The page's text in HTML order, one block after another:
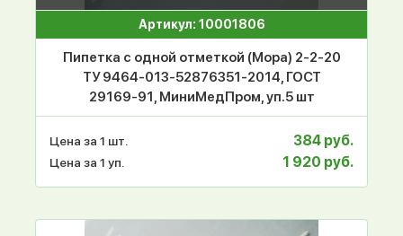
Артикул: 10001806
Пипетка с одной отметкой (Мора) 2-2-20
ТУ 9464-013-52876351-2014, ГОСТ
29169-91, МиниМедПром, уп.5 шт
Цена за 1 шт. 384 руб.
Цена за 1 уп. 1 920 руб.